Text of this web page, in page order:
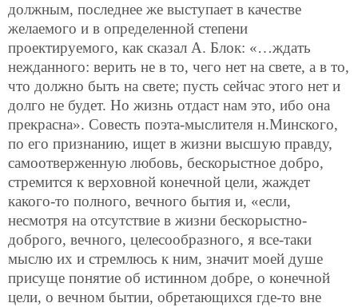
должным, последнее же выступает в качестве
желаемого и в определенной степени
проектируемого, как сказал А. Блок: «…ждать
нежданного: верить не в то, чего нет на свете, а в то,
что должно быть на свете; пусть сейчас этого нет и
долго не будет. Но жизнь отдаст нам это, ибо она
прекрасна». Совесть поэта-мыслителя н.Минского,
по его признанию, ищет в жизни высшую правду,
самоотверженную любовь, бескорыстное добро,
стремится к верховной конечной цели, жаждет
какого-то полного, вечного бытия и, «если,
несмотря на отсутствие в жизни бескорыстно-
доброго, вечного, целесообразного, я все-таки
мыслю их и стремлюсь к ним, значит моей душе
присуще понятие об истинном добре, о конечной
цели, о вечном бытии, обретающихся где-то вне